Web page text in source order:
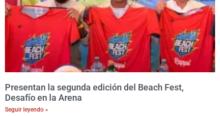
Presentan la segunda edición del Beach Fest,
Desafío en la Arena
Seguir leyendo »